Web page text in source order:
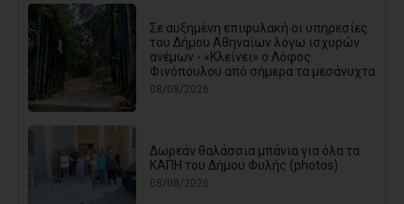
Σε αυξημένη επιφυλακή οι υπηρεσίες
του Δήμου Αθηναίων λόγω ισχυρών
ανέμων - «Κλείνει» ο Λόφος
Φινόπουλου από σήμερα τα μεσάνυχτα
08/08/2026
Δωρεάν θαλάσσια μπάνια για όλα τα
ΚΑΠΗ του Δήμου Φυλής (photos)
08/08/2026